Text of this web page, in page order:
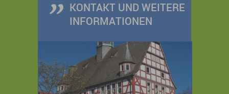
KONTAKT UND WEITERE
INFORMATIONEN